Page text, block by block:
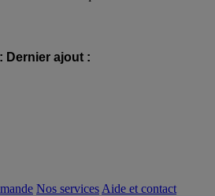
Dernier ajout :
Nos services Aide et contact